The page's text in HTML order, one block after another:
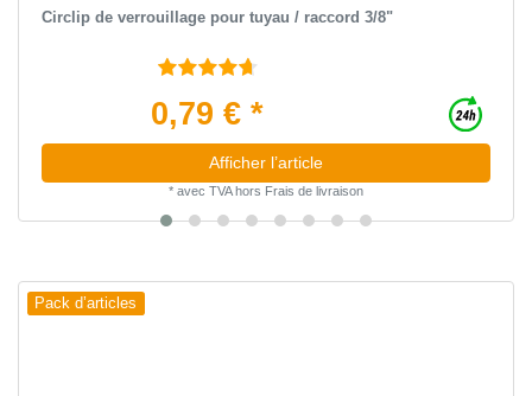
Circlip de verrouillage pour tuyau / raccord 3/8"
0,79 € *
Afficher l’article
* avec TVAhors Frais de livraison
Pack d’articles